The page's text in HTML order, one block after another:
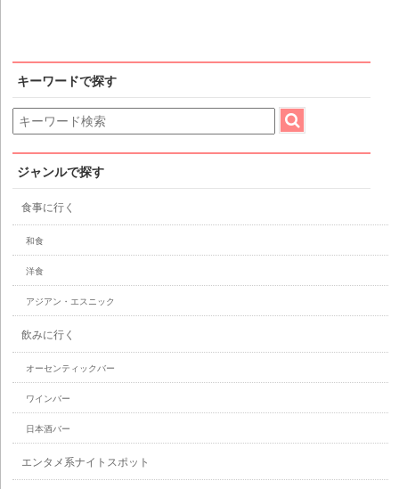
キーワードで探す
ジャンルで探す
食事に行く
和食
洋食
アジアン・エスニック
飲みに行く
オーセンティックバー
ワインバー
日本酒バー
エンタメ系ナイトスポット